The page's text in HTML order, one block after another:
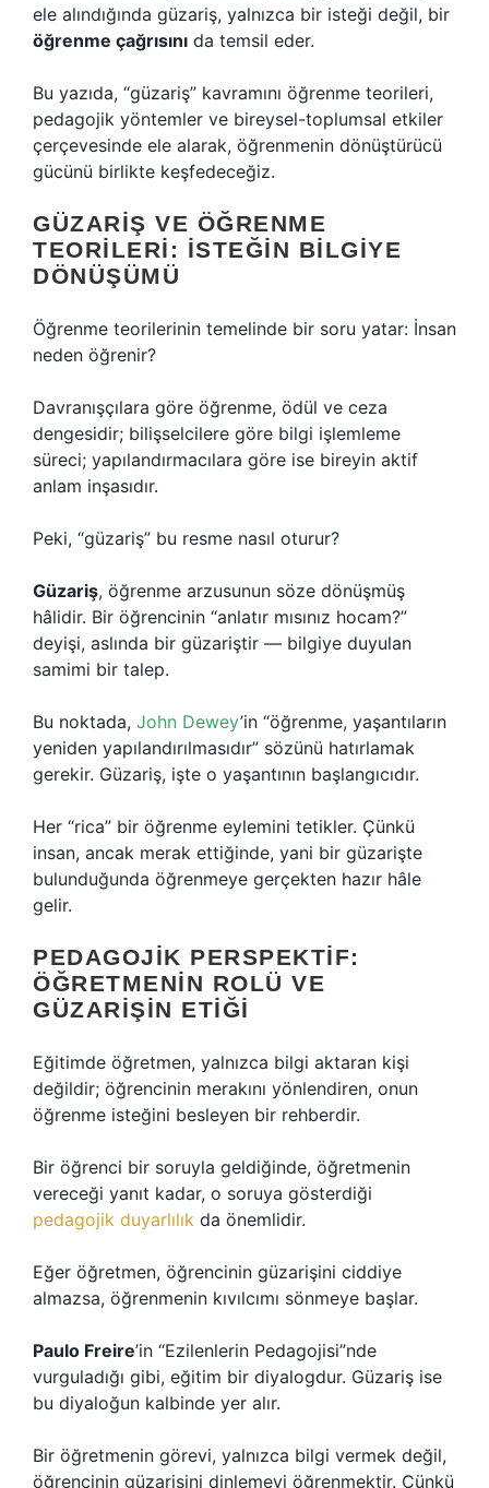
ele alındığında güzariş, yalnızca bir isteği değil, bir
öğrenme çağrısını da temsil eder.
Bu yazıda, “güzariş” kavramını öğrenme teorileri,
pedagojik yöntemler ve bireysel-toplumsal etkiler
çerçevesinde ele alarak, öğrenmenin dönüştürücü
gücünü birlikte keşfedeceğiz.
GÜZARIŞ VE ÖĞRENME
TEORILERI: İSTEĞIN BILGIYE
DÖNÜŞÜMÜ
Öğrenme teorilerinin temelinde bir soru yatar: İnsan
neden öğrenir?
Davranışçılara göre öğrenme, ödül ve ceza
dengesidir; bilişselcilere göre bilgi işlemleme
süreci; yapılandırmacılara göre ise bireyin aktif
anlam inşasıdır.
Peki, “güzariş” bu resme nasıl oturur?
Güzariş, öğrenme arzusunun söze dönüşmüş
hâlidir. Bir öğrencinin “anlatır mısınız hocam?”
deyişi, aslında bir güzariştir — bilgiye duyulan
samimi bir talep.
Bu noktada, John Dewey’in “öğrenme, yaşantıların
yeniden yapılandırılmasıdır” sözünü hatırlamak
gerekir. Güzariş, işte o yaşantının başlangıcıdır.
Her “rica” bir öğrenme eylemini tetikler. Çünkü
insan, ancak merak ettiğinde, yani bir güzarişte
bulunduğunda öğrenmeye gerçekten hazır hâle
gelir.
PEDAGOJIK PERSPEKTIF:
ÖĞRETMENIN ROLÜ VE
GÜZARIŞIN ETIĞI
Eğitimde öğretmen, yalnızca bilgi aktaran kişi
değildir; öğrencinin merakını yönlendiren, onun
öğrenme isteğini besleyen bir rehberdir.
Bir öğrenci bir soruyla geldiğinde, öğretmenin
vereceği yanıt kadar, o soruya gösterdiği
pedagojik duyarlılık da önemlidir.
Eğer öğretmen, öğrencinin güzarişini ciddiye
almazsa, öğrenmenin kıvılcımı sönmeye başlar.
Paulo Freire’in “Ezilenlerin Pedagojisi”nde
vurguladığı gibi, eğitim bir diyalogdur. Güzariş ise
bu diyaloğun kalbinde yer alır.
Bir öğretmenin görevi, yalnızca bilgi vermek değil,
öğrencinin güzarişini dinlemeyi öğrenmektir. Çünkü